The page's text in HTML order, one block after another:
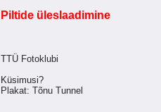
Piltide üleslaadimine
TTÜ Fotoklubi
Küsimusi?
Plakat: Tõnu Tunnel